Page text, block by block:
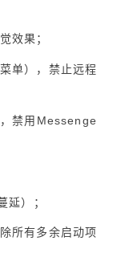
效果；
单），禁止远程
禁用 Messenge
延）；
所有多余启动项